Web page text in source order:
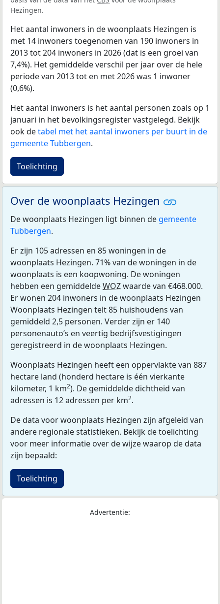
Hezingen.
Het aantal inwoners in de woonplaats Hezingen is
met 14 inwoners toegenomen van 190 inwoners in
2013 tot 204 inwoners in 2026 (dat is een groei van
7,4%). Het gemiddelde verschil per jaar over de hele
periode van 2013 tot en met 2026 was 1 inwoner
(0,6%).
Het aantal inwoners is het aantal personen zoals op 1
januari in het bevolkingsregister vastgelegd. Bekijk
ook detabel met het aantal inwoners per buurt in de
gemeente Tubbergen.
Toelichting
Over de woonplaats Hezingen
De woonplaats Hezingen ligt binnen de gemeente
Tubbergen.
Er zijn 105 adressen en 85 woningen in de
woonplaats Hezingen. 71% van de woningen in de
woonplaats is een koopwoning. De woningen
hebben een gemiddeldeWOZwaarde van €468.000.
Er wonen 204 inwoners in de woonplaats Hezingen
Woonplaats Hezingen telt 85 huishoudens van
gemiddeld 2,5 personen. Verder zijn er 140
personenauto’s en veertig bedrijfsvestigingen
geregistreerd in de woonplaats Hezingen.
Woonplaats Hezingen heeft een oppervlakte van 887
hectare land (honderd hectare is één vierkante
kilometer, 1 km2). De gemiddelde dichtheid van
adressen is 12 adressen per km2.
De data voor woonplaats Hezingen zijn afgeleid van
andere regionale statistieken. Bekijk de toelichting
voor meer informatie over de wijze waarop de data
zijn bepaald:
Toelichting
Advertentie: